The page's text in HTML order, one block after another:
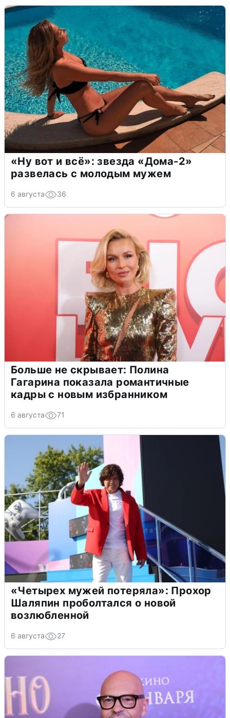
«Ну вот и всё»: звезда «Дома-2»
развелась с молодым мужем
6 августа 36
Больше не скрывает: Полина
Гагарина показала романтичные
кадры с новым избранником
6 августа 71
«Четырех мужей потеряла»: Прохор
Шаляпин проболтался о новой
возлюбленной
6 августа 27